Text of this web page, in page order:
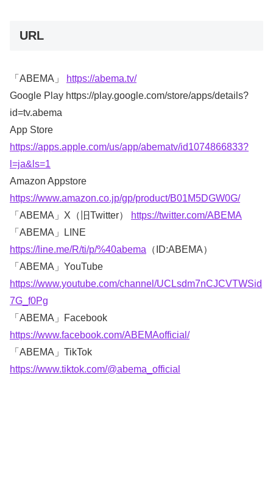
URL
「ABEMA」
https://abema.tv/
Google Play https://play.google.com/store/apps/details?
id=tv.abema
App Store
https://apps.apple.com/us/app/abematv/id1074866833?
l=ja&ls=1
Amazon Appstore
https://www.amazon.co.jp/gp/product/B01M5DGW0G/
「ABEMA」X（旧Twitter）
https://twitter.com/ABEMA
「ABEMA」LINE
https://line.me/R/ti/p/%40abema （ID:ABEMA）
「ABEMA」YouTube
https://www.youtube.com/channel/UCLsdm7nCJCVTWSid
7G_f0Pg
「ABEMA」Facebook
https://www.facebook.com/ABEMAofficial/
「ABEMA」TikTok
https://www.tiktok.com/@abema_official